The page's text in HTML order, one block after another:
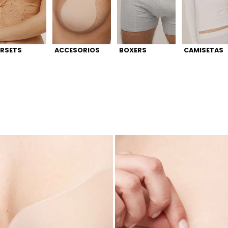
ACCESORIOS BOXERS CAMISETAS